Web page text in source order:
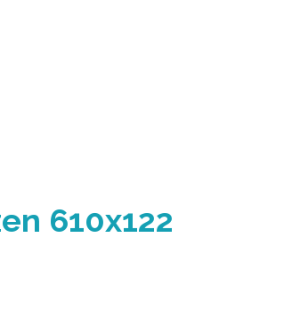
610x122